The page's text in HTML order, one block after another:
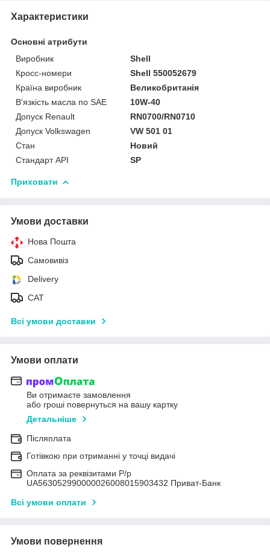
Характеристики
Основні атрибути
Виробник
Shell
Кросс-номери
Shell 550052679
Країна виробник
Великобританія
В'язкість масла по SAE
10W-40
Допуск Renault
RN0700/RN0710
Допуск Volkswagen
VW 501 01
Стан
Новий
Стандарт API
SP
Приховати
Умови доставки
Нова Пошта
Самовивіз
Delivery
САТ
Всі умови доставки
Умови оплати
Ви отримаєте замовлення
або гроші повернуться на вашу картку
Детальніше
Післяплата
Готівкою при отриманні у точці видачі
Оплата за реквізитами Р/р
UA563052990000026008015903432 Приват-Банк
Всі умови оплати
Умови повернення